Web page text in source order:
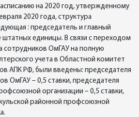
на 2020 год, утвержденному
2020 года, структура
: председатель и главный
штатных единицы. В связи с переходом
сотрудников ОмГАУ на полную
учета в Областной комитет
АПК РФ, были введены: председателя
ОмГАУ – 0,5 ставки, председателя
организации – 0,5 ставки,
районной профсоюзной